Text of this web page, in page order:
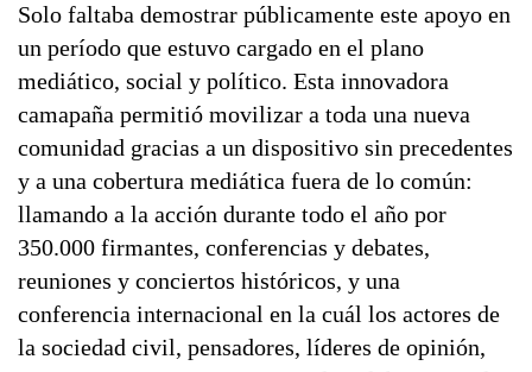
Solo faltaba demostrar públicamente este apoyo en
un período que estuvo cargado en el plano
mediático, social y político. Esta innovadora
camapaña permitió movilizar a toda una nueva
comunidad gracias a un dispositivo sin precedentes
y a una cobertura mediática fuera de lo común:
llamando a la acción durante todo el año por
350.000 firmantes, conferencias y debates,
reuniones y conciertos históricos, y una
conferencia internacional en la cuál los actores de
la sociedad civil, pensadores, líderes de opinión,